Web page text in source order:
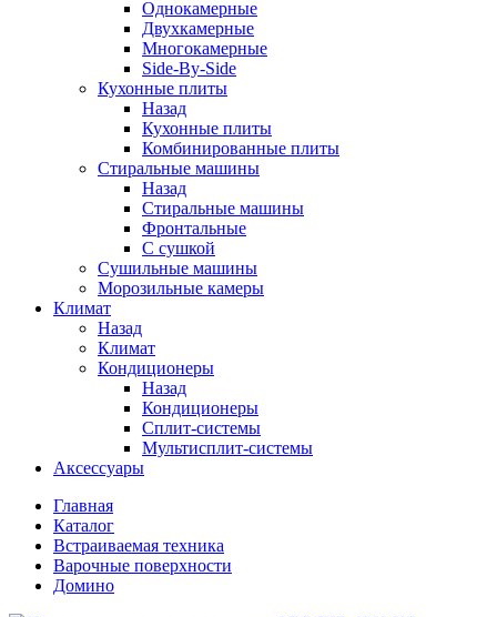
Однокамерные
Двухкамерные
Многокамерные
Side-By-Side
Кухонные плиты
Назад
Кухонные плиты
Комбинированные плиты
Стиральные машины
Назад
Стиральные машины
Фронтальные
С сушкой
Сушильные машины
Морозильные камеры
Климат
Назад
Климат
Кондиционеры
Назад
Кондиционеры
Сплит-системы
Мультисплит-системы
Аксессуары
Главная
Каталог
Встраиваемая техника
Варочные поверхности
Домино